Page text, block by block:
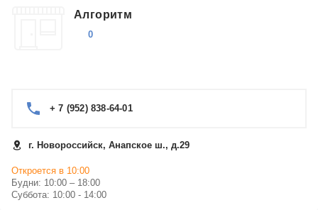
Ремонт фото аксессуаров Samsung в Новороссийске
Ремонт фото аксессуаров Xiaomi в Новороссийске
Ремонт фото аксессуаров Leica в Новороссийске
Аксессуары
Алгоритм
0
+ 7 (952) 838-64-01
г. Новороссийск, Анапское ш., д.29
Откроется в 10:00
Будни: 10:00 – 18:00
Суббота: 10:00 - 14:00